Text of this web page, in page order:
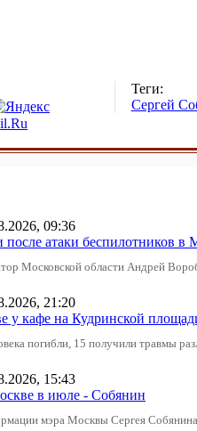
Теги:
Сергей
09:36
атаки беспилотников в
Московской области Андрей
21:20
у кафе на Кудринской
погибли, 15 получили травмы
15:43
в июле - Собянин
мэра Москвы Сергея